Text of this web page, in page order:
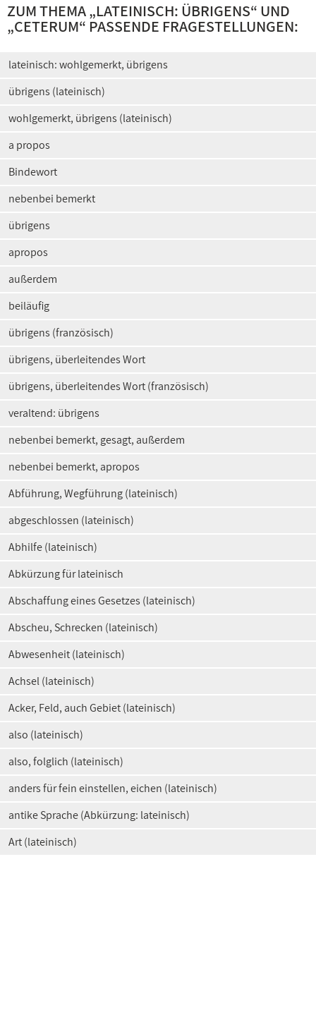
ZUM THEMA „LATEINISCH: ÜBRIGENS“ UND
„CETERUM“ PASSENDE FRAGESTELLUNGEN:
lateinisch: wohlgemerkt, übrigens
übrigens (lateinisch)
wohlgemerkt, übrigens (lateinisch)
a propos
Bindewort
nebenbei bemerkt
übrigens
apropos
außerdem
beiläufig
übrigens (französisch)
übrigens, überleitendes Wort
übrigens, überleitendes Wort (französisch)
veraltend: übrigens
nebenbei bemerkt, gesagt, außerdem
nebenbei bemerkt, apropos
Abführung, Wegführung (lateinisch)
abgeschlossen (lateinisch)
Abhilfe (lateinisch)
Abkürzung für lateinisch
Abschaffung eines Gesetzes (lateinisch)
Abscheu, Schrecken (lateinisch)
Abwesenheit (lateinisch)
Achsel (lateinisch)
Acker, Feld, auch Gebiet (lateinisch)
also (lateinisch)
also, folglich (lateinisch)
anders für fein einstellen, eichen (lateinisch)
antike Sprache (Abkürzung: lateinisch)
Art (lateinisch)